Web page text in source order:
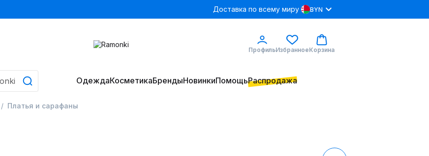
Доставка по всему миру BYN
ПрофильИзбранноеКорзина
ОдеждаКосметикаБрендыНовинкиПомощьРаспродажа
Платья и сарафаны